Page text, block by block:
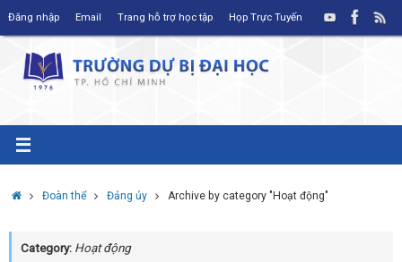
Đăng nhập Email Trang hỗ trợ học tập Họp Trực Tuyến
HomeĐoàn thể Đảng ủy Archive by category "Hoạt động"
Category: Hoạt động